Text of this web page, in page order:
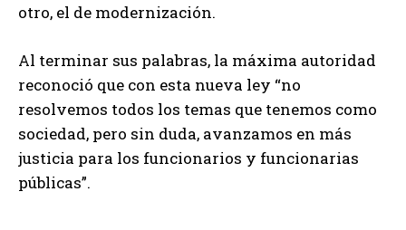
otro, el de modernización.
Al terminar sus palabras, la máxima autoridad
reconoció que con esta nueva ley “no
resolvemos todos los temas que tenemos como
sociedad, pero sin duda, avanzamos en más
justicia para los funcionarios y funcionarias
públicas”.